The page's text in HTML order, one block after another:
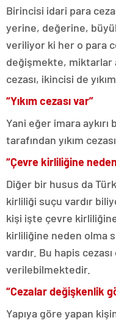
Birincisi idari para
yerine, değerine,
veriliyor ki her o para
değişmekte, miktarlar
cezası, ikincisi de yıkım
“Yıkım cezası var”
Yani eğer imara
tarafından yıkım
“Çevre kirliliğine
Diğer bir husus da
kirliliği suçu vardır
kişi işte çevre
kirliliğine neden olma
vardır. Bu hapis
verilebilmektedir.
“Cezalar değişkenlik
Yapıya göre yapan